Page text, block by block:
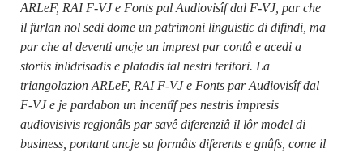
ARLeF, RAI F-VJ e Fonts pal Audiovisîf dal F-VJ, par che
il furlan nol sedi dome un patrimoni linguistic di difindi, ma
par che al deventi ancje un imprest par contâ e acedi a
storiis inlidrisadis e platadis tal nestri teritori. La
triangolazion ARLeF, RAI F-VJ e Fonts par Audiovisîf dal
F-VJ e je pardabon un incentîf pes nestris impresis
audiovisivis regjonâls par savê diferenziâ il lôr model di
business, pontant ancje su formâts diferents e gnûfs, come il